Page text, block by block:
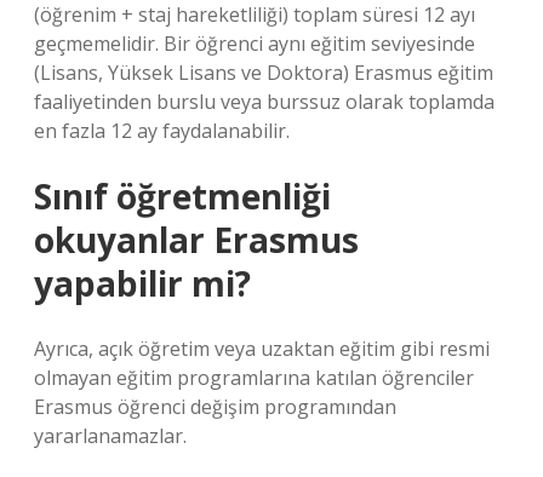
(öğrenim + staj hareketliliği) toplam süresi 12 ayı
geçmemelidir. Bir öğrenci aynı eğitim seviyesinde
(Lisans, Yüksek Lisans ve Doktora) Erasmus eğitim
faaliyetinden burslu veya burssuz olarak toplamda
en fazla 12 ay faydalanabilir.
Sınıf öğretmenliği
okuyanlar Erasmus
yapabilir mi?
Ayrıca, açık öğretim veya uzaktan eğitim gibi resmi
olmayan eğitim programlarına katılan öğrenciler
Erasmus öğrenci değişim programından
yararlanamazlar.